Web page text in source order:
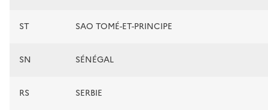
ST SAO TOMÉ-ET-PRINCIPE
SN SÉNÉGAL
RS SERBIE